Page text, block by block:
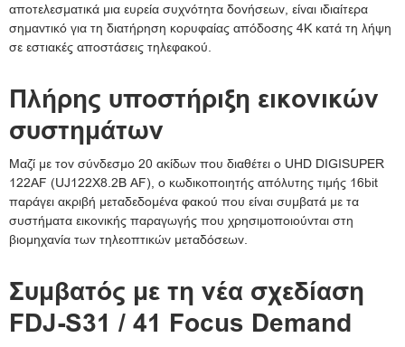
αποτελεσματικά μια ευρεία συχνότητα δονήσεων, είναι ιδιαίτερα
σημαντικό για τη διατήρηση κορυφαίας απόδοσης 4K κατά τη λήψη
σε εστιακές αποστάσεις τηλεφακού.
Πλήρης υποστήριξη εικονικών
συστημάτων
Μαζί με τον σύνδεσμο 20 ακίδων που διαθέτει ο UHD DIGISUPER
122AF (UJ122X8.2B AF), ο κωδικοποιητής απόλυτης τιμής 16bit
παράγει ακριβή μεταδεδομένα φακού που είναι συμβατά με τα
συστήματα εικονικής παραγωγής που χρησιμοποιούνται στη
βιομηχανία των τηλεοπτικών μεταδόσεων.
Συμβατός με τη νέα σχεδίαση
FDJ-S31 / 41 Focus Demand